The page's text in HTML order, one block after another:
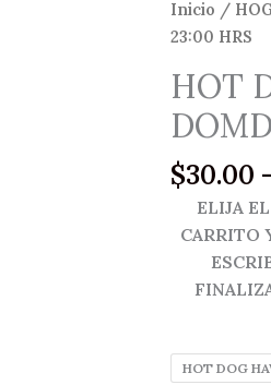
Inicio /
23:00 HRS
HOT
$30.00 -
ELIJA
CARRITO
HOT DOG